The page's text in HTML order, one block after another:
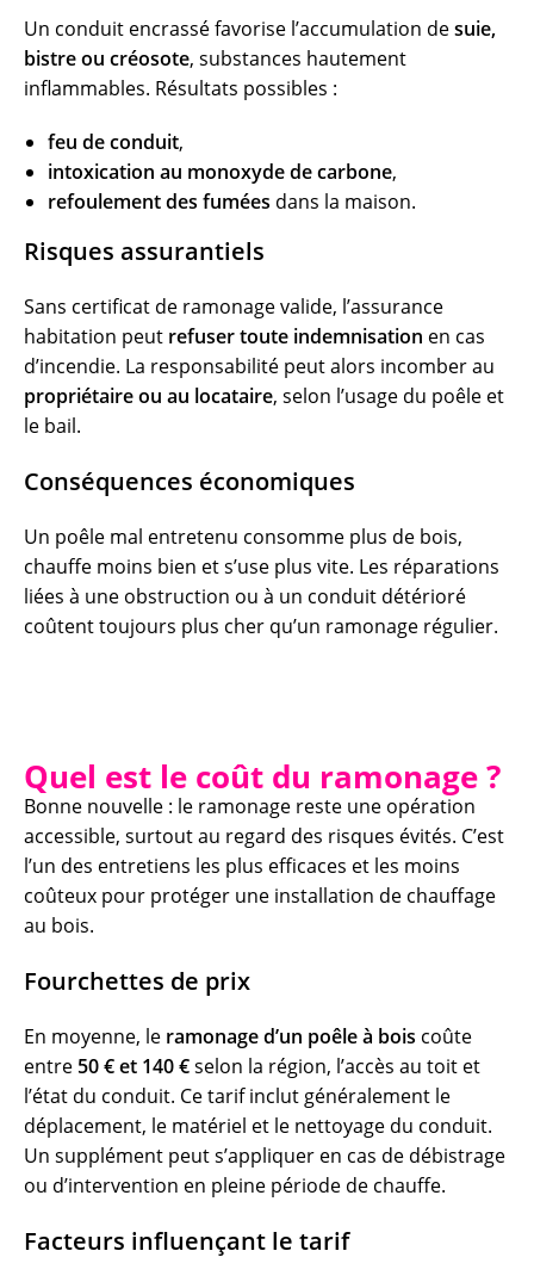
Un conduit encrassé favorise l’accumulation desuie,
bistre ou créosote, substances hautement
inflammables. Résultats possibles :
feu de conduit,
intoxication au monoxyde de carbone,
refoulement des fumées dans la maison.
Risques assurantiels
Sans certificat de ramonage valide, l’assurance
habitation peut refuser toute indemnisation en cas
d’incendie. La responsabilité peut alors incomber au
propriétaire ou au locataire, selon l’usage du poêle et
le bail.
Conséquences économiques
Un poêle mal entretenu consomme plus de bois,
chauffe moins bien et s’use plus vite. Les réparations
liées à une obstruction ou à un conduit détérioré
coûtent toujours plus cher qu’un ramonage régulier.
Quel est le coût du ramonage ?
Bonne nouvelle : le ramonage reste une opération
accessible, surtout au regard des risques évités. C’est
l’un des entretiens les plus efficaces et les moins
coûteux pour protéger une installation de chauffage
au bois.
Fourchettes de prix
En moyenne, le ramonage d’un poêle à bois coûte
entre 50 € et 140 €selon la région, l’accès au toit et
l’état du conduit. Ce tarif inclut généralement le
déplacement, le matériel et le nettoyage du conduit.
Un supplément peut s’appliquer en cas de débistrage
ou d’intervention en pleine période de chauffe.
Facteurs influençant le tarif